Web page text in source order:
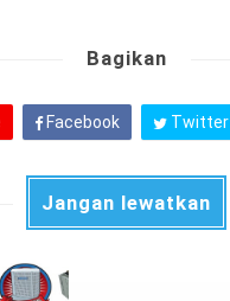
Bagikan
Facebook Twitter
Jangan lewatkan